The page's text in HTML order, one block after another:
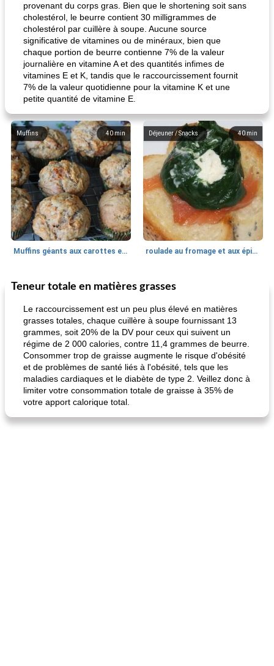
provenant du corps gras. Bien que le shortening soit sans
cholestérol, le beurre contient 30 milligrammes de
cholestérol par cuillère à soupe. Aucune source
significative de vitamines ou de minéraux, bien que
chaque portion de beurre contienne 7% de la valeur
journalière en vitamine A et des quantités infimes de
vitamines E et K, tandis que le raccourcissement fournit
7% de la valeur quotidienne pour la vitamine K et une
petite quantité de vitamine E.
40 min
Muffins
Muffins géants aux carottes et à la banane de Nif
40 min
Déjeuner / Snacks
roulade au fromage et aux épinards
30min
Marques de confiance: recettes et
fiesta tostadas
Viande et volaille
Teneur totale en matières grasses
Le raccourcissement est un peu plus élevé en matières
grasses totales, chaque cuillère à soupe fournissant 13
grammes, soit 20% de la DV pour ceux qui suivent un
régime de 2 000 calories, contre 11,4 grammes de beurre.
Consommer trop de graisse augmente le risque d'obésité
et de problèmes de santé liés à l'obésité, tels que les
maladies cardiaques et le diabète de type 2. Veillez donc à
limiter votre consommation totale de graisse à 35% de
votre apport calorique total.